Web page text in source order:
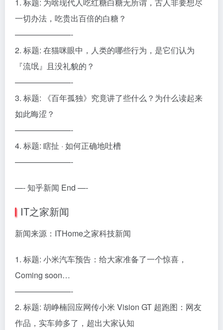
1. 标题: 为啥现代人吃红糖白糖无所谓，古人非要想尽
一切办法，吃贵出百倍的白糖？
———————-
2. 标题: 在猫咪眼中，人类的哪些行为，是它们认为
『流氓』且没礼貌的？
———————-
3. 标题: 《百年孤独》究竟讲了些什么？为什么读起来
如此晦涩？
———————-
4. 标题: 瞎扯 · 如何正确地吐槽
———————-
—- 知乎新闻 End —-
IT之家新闻
新闻来源：ITHome之家科技新闻
1. 标题: 小米汽车预告：给大家准备了一个惊喜，
Coming soon…
———————-
2. 标题: 胡峥楠回应网传小米 Vision GT 超跑图：网友
作品，实车帅多了，超出大家认知